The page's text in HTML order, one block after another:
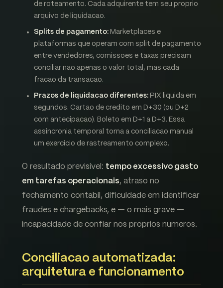
de roteamento. Cada adquirente tem seu proprio
arquivo de liquidacao.
Splits de pagamento: Marketplaces e
plataformas que operam com split de pagamento
entre vendedores, comissoes e taxas precisam
conciliar nao apenas o valor total, mas cada
fracao da transacao.
Prazos de liquidacao diferentes: PIX liquida em
segundos. Cartao de credito em D+30 (ou D+2
com antecipacao). Boleto em D+1 a D+3. Essa
assincronia temporal torna a conciliacao manual
um exercicio de rastreamento complexo.
O resultado previsivel: tempo excessivo gasto
em tarefas operacionais, atraso no
fechamento contabil, dificuldade em identificar
fraudes e chargebacks, e — o mais grave —
incapacidade de confiar nos proprios numeros.
Conciliacao automatizada:
arquitetura e funcionamento